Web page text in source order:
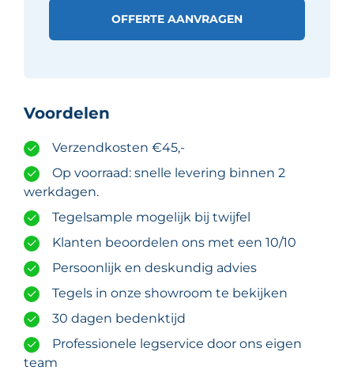
OFFERTE AANVRAGEN
Voordelen
Verzendkosten €45,-
Op voorraad: snelle levering binnen 2
werkdagen.
Tegelsample mogelijk bij twijfel
Klanten beoordelen ons met een 10/10
Persoonlijk en deskundig advies
Tegels in onze showroom te bekijken
30 dagen bedenktijd
Professionele legservice door ons eigen
team